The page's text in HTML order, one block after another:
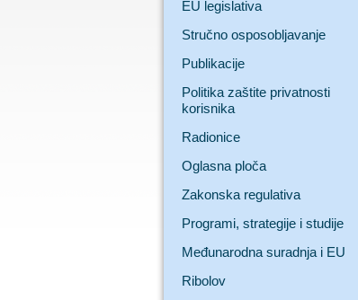
EU legislativa
Stručno osposobljavanje
Publikacije
Politika zaštite privatnosti
korisnika
Radionice
Oglasna ploča
Zakonska regulativa
Programi, strategije i studije
Međunarodna suradnja i EU
Ribolov